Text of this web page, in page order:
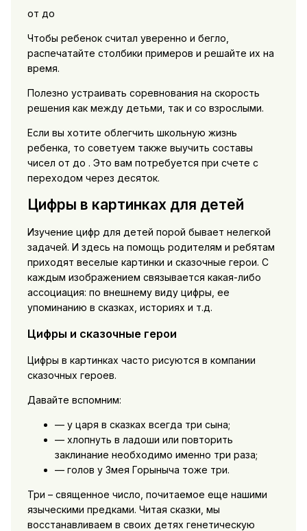
от до
Чтобы ребенок считал уверенно и бегло,
распечатайте столбики примеров и решайте их на
время.
Полезно устраивать соревнования на скорость
решения как между детьми, так и со взрослыми.
Если вы хотите облегчить школьную жизнь
ребенка, то советуем также выучить составы
чисел от до . Это вам потребуется при счете с
переходом через десяток.
Цифры в картинках для детей
Изучение цифр для детей порой бывает нелегкой
задачей. И здесь на помощь родителям и ребятам
приходят веселые картинки и сказочные герои. С
каждым изображением связывается какая-либо
ассоциация: по внешнему виду цифры, ее
упоминанию в сказках, историях и т.д.
Цифры и сказочные герои
Цифры в картинках часто рисуются в компании
сказочных героев.
Давайте вспомним:
— у царя в сказках всегда три сына;
— хлопнуть в ладоши или повторить
заклинание необходимо именно три раза;
— голов у Змея Горыныча тоже три.
Три – священное число, почитаемое еще нашими
языческими предками. Читая сказки, мы
восстанавливаем в своих детях генетическую